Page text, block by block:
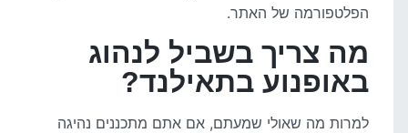
הפלטפורמה של האתר.
מה צריך בשביל לנהוג
באופנוע בתאילנד?
למרות מה שאולי שמעתם, אם אתם מתכננים נהיגה